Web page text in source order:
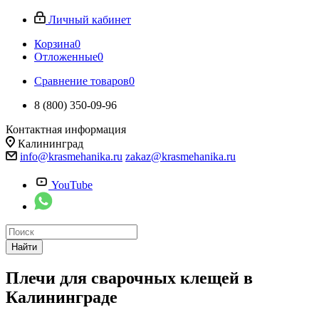
Личный кабинет
Корзина0
Отложенные0
Сравнение товаров0
8 (800) 350-09-96
Контактная информация
Калининград
info@krasmehanika.ru zakaz@krasmehanika.ru
YouTube
Найти
Плечи для сварочных клещей в
Калининграде